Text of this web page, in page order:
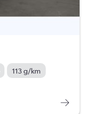
113 g/km